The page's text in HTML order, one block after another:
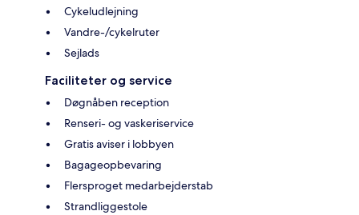
Cykeludlejning
Vandre-/cykelruter
Sejlads
Faciliteter og service
Døgnåben reception
Renseri- og vaskeriservice
Gratis aviser i lobbyen
Bagageopbevaring
Flersproget medarbejderstab
Strandliggestole